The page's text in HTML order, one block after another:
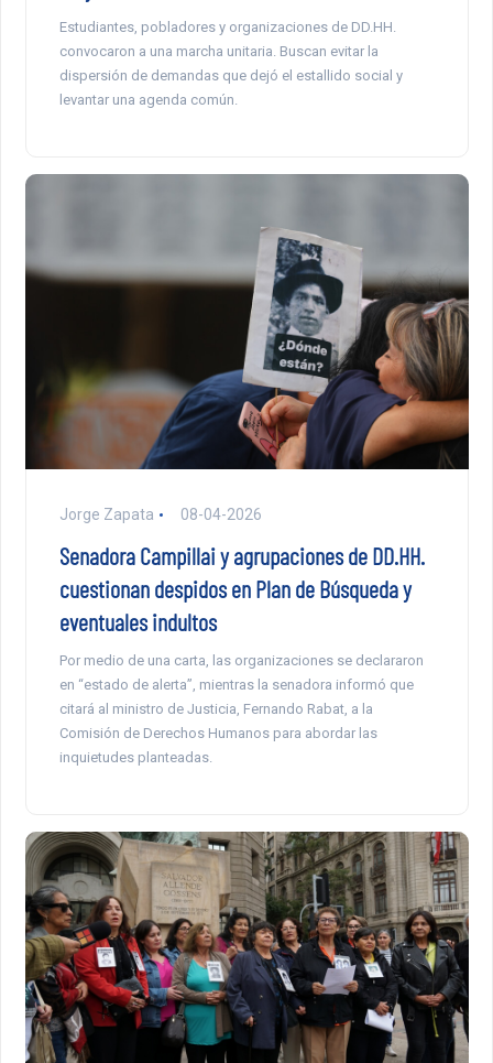
Estudiantes, pobladores y organizaciones de DD.HH.
convocaron a una marcha unitaria. Buscan evitar la
dispersión de demandas que dejó el estallido social y
levantar una agenda común.
Jorge Zapata 08-04-2026
Senadora Campillai y agrupaciones de DD.HH.
cuestionan despidos en Plan de Búsqueda y
eventuales indultos
Por medio de una carta, las organizaciones se declararon
en “estado de alerta”, mientras la senadora informó que
citará al ministro de Justicia, Fernando Rabat, a la
Comisión de Derechos Humanos para abordar las
inquietudes planteadas.